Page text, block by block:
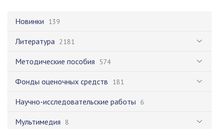
Новинки 139
Литература 2181
Методические пособия 574
Фонды оценочных средств 181
Научно-исследовательские работы 6
Мультимедия 8